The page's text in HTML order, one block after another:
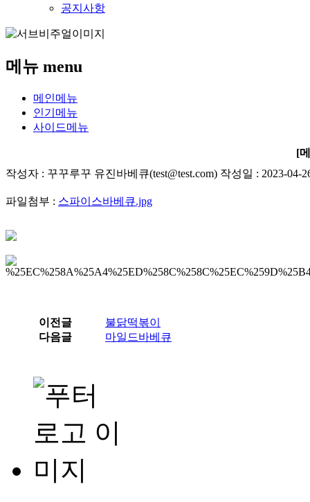
공지사항
메뉴 menu
메인메뉴
인기메뉴
사이드메뉴
[
작성자 : 꾸꾸루꾸 유진바베큐(test@test.com) 작성일 : 2023-04-
파일첨부 : 스파이스바베큐.jpg
이전글
불닭떡볶이
다음글
마일드바베큐